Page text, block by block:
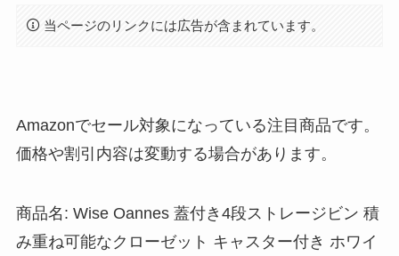
当ページのリンクには広告が含まれています。
Amazonでセール対象になっている注目商品です。
価格や割引内容は変動する場合があります。
商品名: Wise Oannes 蓋付き4段ストレージビン 積
み重ね可能なクローゼット キャスター付き ホワイ